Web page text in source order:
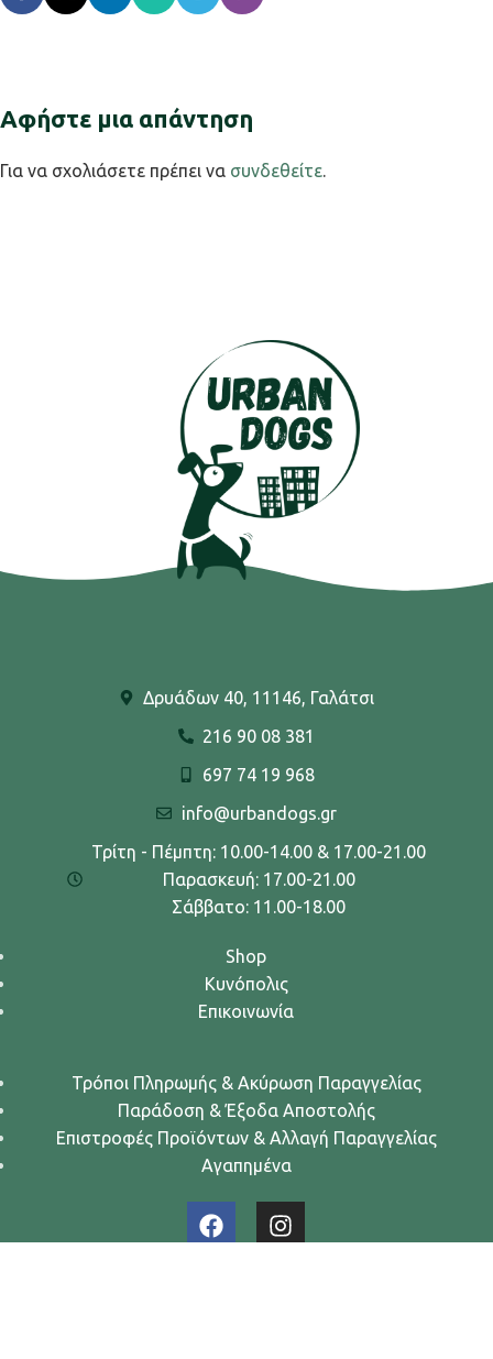
Αφήστε μια απάντηση
Για να σχολιάσετε πρέπει να συνδεθείτε.
Δρυάδων 40, 11146, Γαλάτσι
216 90 08 381
697 74 19 968
info@urbandogs.gr
Τρίτη - Πέμπτη: 10.00-14.00 & 17.00-21.00
Παρασκευή: 17.00-21.00
Σάββατο: 11.00-18.00
Shop
Κυνόπολις
Επικοινωνία
Τρόποι Πληρωμής & Ακύρωση Παραγγελίας
Παράδοση & Έξοδα Αποστολής
Επιστροφές Προϊόντων & Αλλαγή Παραγγελίας
Αγαπημένα